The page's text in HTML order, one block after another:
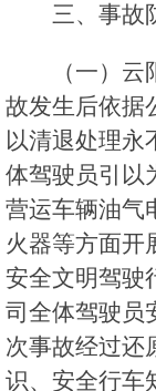
三、事故
（一）
故发生后依据
以清退处理永
体驾驶员引以
营运车辆油气
火器等方面开
安全文明驾驶
司全体驾驶员
次事故经过还
识、安全行车